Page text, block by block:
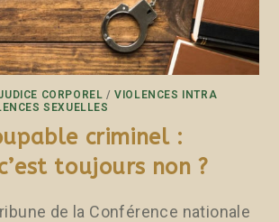
CORPOREL /VIOLENCES INTRA
SEXUELLES
criminel :
toujours non ?
de la Conférence nationale